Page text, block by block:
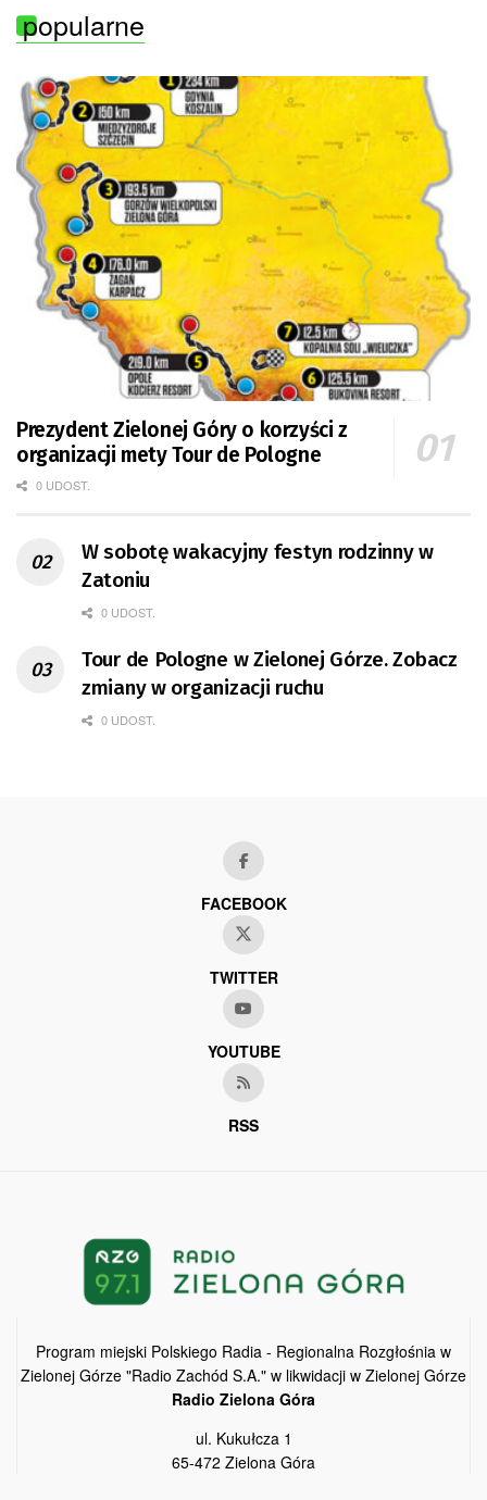
popularne
Prezydent Zielonej Góry o korzyści z
organizacji mety Tour de Pologne
0 UDOST.
W sobotę wakacyjny festyn rodzinny w
Zatoniu
0 UDOST.
Tour de Pologne w Zielonej Górze. Zobacz
zmiany w organizacji ruchu
0 UDOST.
FACEBOOK
TWITTER
YOUTUBE
RSS
Program miejski Polskiego Radia - Regionalna Rozgłośnia w
Zielonej Górze "Radio Zachód S.A." w likwidacji w Zielonej Górze
Radio Zielona Góra
ul. Kukułcza 1
65-472 Zielona Góra